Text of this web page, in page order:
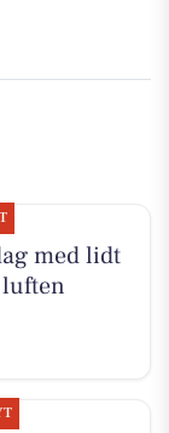
med lidt